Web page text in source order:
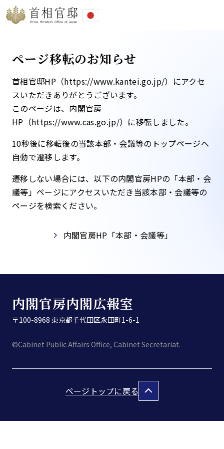
ページ移転のお知らせ
首相官邸HP（https://www.kantei.go.jp/）にアクセ
スいただきありがとうございます。
このページは、内閣官房
HP（https://www.cas.go.jp/）に移転しました。​
10秒後に移転後の当該本部・会議等のトップページへ
自動で遷移します。​
遷移しない場合には、以下の内閣官房HPの「本部・会
議等」ページにアクセスいただき当該本部・会議等の
ページを検索ください。​
内閣官房HP「本部・会議等」​
内閣官房内閣広報室
〒100-8968 東京都千代田区永田町1-6-1
©Cabinet Public Affairs Office, Cabinet Secretariat.
ページトップに戻る